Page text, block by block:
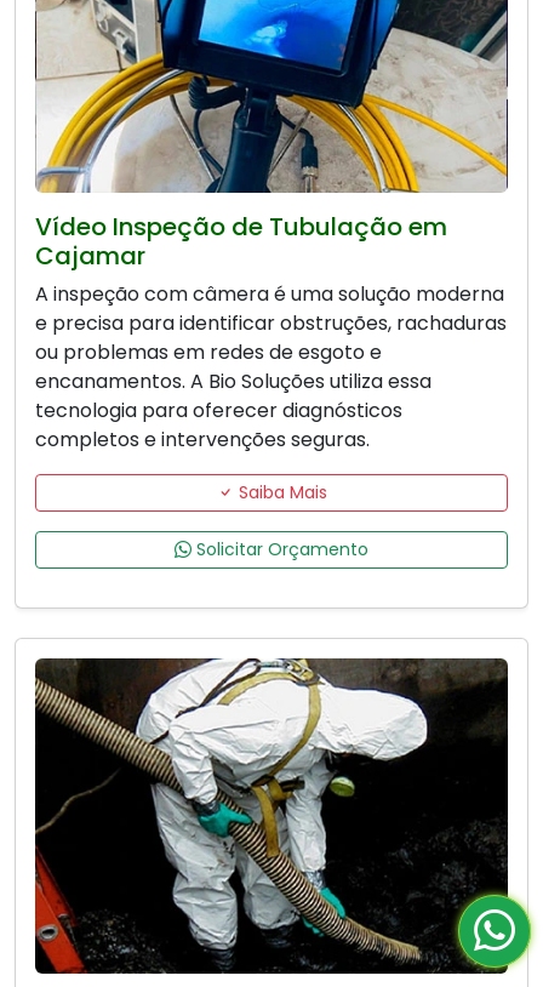
Vídeo Inspeção de Tubulação em
Cajamar
A inspeção com câmera é uma solução moderna
e precisa para identificar obstruções, rachaduras
ou problemas em redes de esgoto e
encanamentos. A Bio Soluções utiliza essa
tecnologia para oferecer diagnósticos
completos e intervenções seguras.
Saiba Mais
Solicitar Orçamento